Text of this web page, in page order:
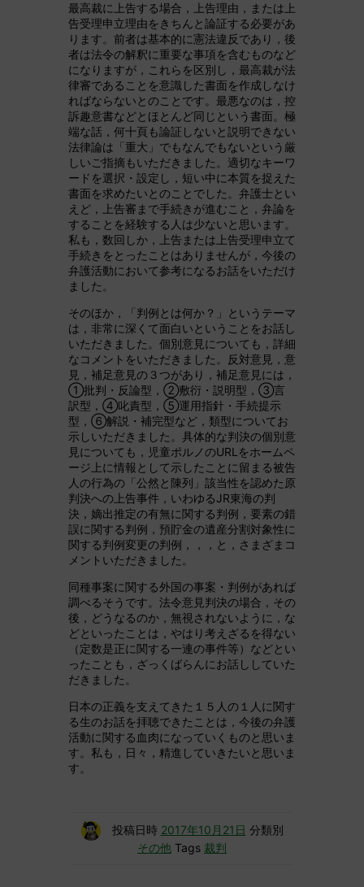
最高裁に上告する場合，上告理由，または上
告受理申立理由をきちんと論証する必要があ
ります。前者は基本的に憲法違反であり，後
者は法令の解釈に重要な事項を含むものなど
になりますが，これらを区別し，最高裁が法
律審であることを意識した書面を作成しなけ
ればならないとのことです。最悪なのは，控
訴趣意書などとほとんど同じという書面。極
端な話，何十頁も論証しないと説明できない
法律論は「重大」でもなんでもないという厳
しいご指摘もいただきました。適切なキーワ
ードを選択・設定し，短い中に本質を捉えた
書面を求めたいとのことでした。弁護士とい
えど，上告審まで手続きが進むこと，弁論を
することを経験する人は少ないと思います。
私も，数回しか，上告または上告受理申立て
手続きをとったことはありませんが，今後の
弁護活動において参考になるお話をいただけ
ました。
そのほか，「判例とは何か？」というテーマ
は，非常に深くて面白いということをお話し
いただきました。個別意見についても，詳細
なコメントをいただきました。反対意見，意
見，補足意見の３つがあり，補足意見には，
①批判・反論型，②敷衍・説明型，③言
訳型，④叱責型，⑤運用指針・手続提示
型，⑥解説・補完型など，類型についてお
示しいただきました。具体的な判決の個別意
見についても，児童ポルノのURLをホームペ
ージ上に情報として示したことに留まる被告
人の行為の「公然と陳列」該当性を認めた原
判決への上告事件，いわゆるJR東海の判
決，嫡出推定の有無に関する判例，要素の錯
誤に関する判例，預貯金の遺産分割対象性に
関する判例変更の判例，，，と，さまざまコ
メントいただきました。
同種事案に関する外国の事案・判例があれば
調べるそうです。法令意見判決の場合，その
後，どうなるのか，無視されないように，な
どといったことは，やはり考えざるを得ない
（定数是正に関する一連の事件等）などとい
ったことも，ざっくばらんにお話ししていた
だきました。
日本の正義を支えてきた１５人の１人に関す
る生のお話を拝聴できたことは，今後の弁護
活動に関する血肉になっていくものと思いま
す。私も，日々，精進していきたいと思いま
す。
投稿日時 2017年10月21日 分類別
その他 Tags 裁判